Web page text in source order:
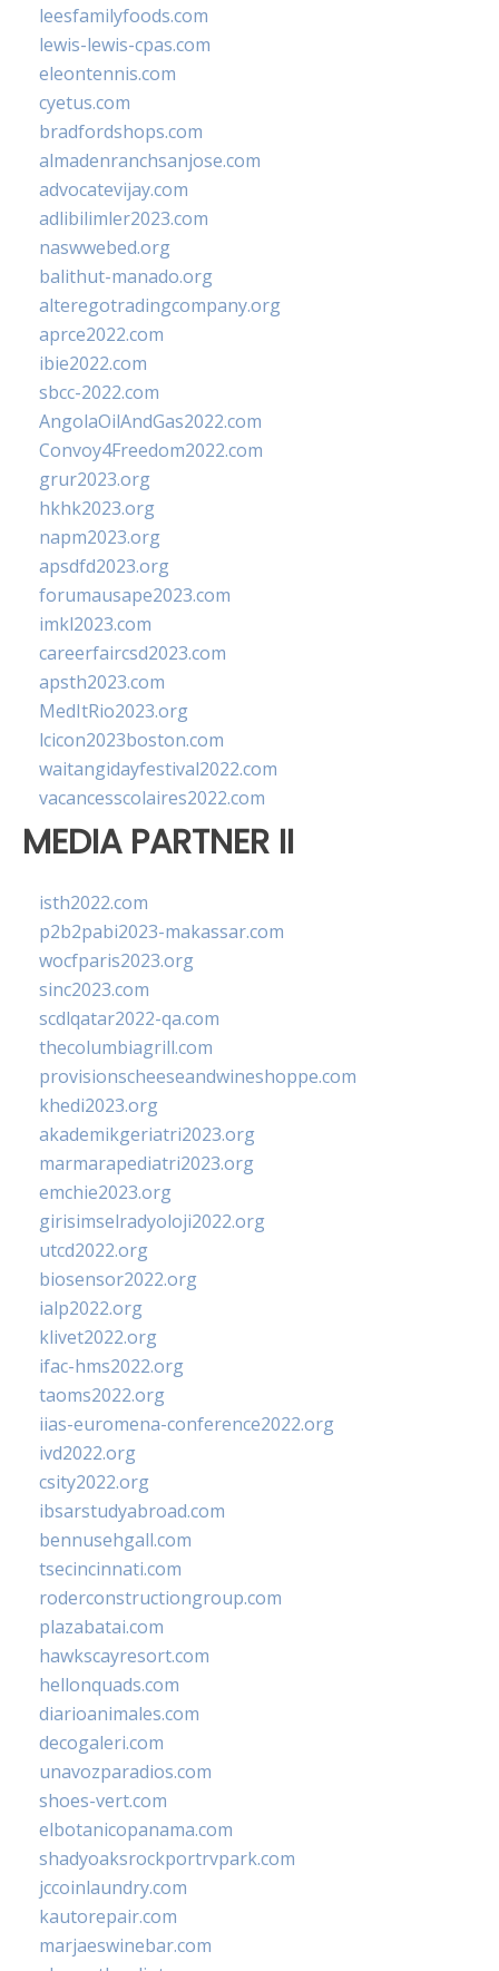
leesfamilyfoods.com
lewis-lewis-cpas.com
eleontennis.com
cyetus.com
bradfordshops.com
almadenranchsanjose.com
advocatevijay.com
adlibilimler2023.com
naswwebed.org
balithut-manado.org
alteregotradingcompany.org
aprce2022.com
ibie2022.com
sbcc-2022.com
AngolaOilAndGas2022.com
Convoy4Freedom2022.com
grur2023.org
hkhk2023.org
napm2023.org
apsdfd2023.org
forumausape2023.com
imkl2023.com
careerfaircsd2023.com
apsth2023.com
MedItRio2023.org
lcicon2023boston.com
waitangidayfestival2022.com
vacancesscolaires2022.com
MEDIA PARTNER II
isth2022.com
p2b2pabi2023-makassar.com
wocfparis2023.org
sinc2023.com
scdlqatar2022-qa.com
thecolumbiagrill.com
provisionscheeseandwineshoppe.com
khedi2023.org
akademikgeriatri2023.org
marmarapediatri2023.org
emchie2023.org
girisimselradyoloji2022.org
utcd2022.org
biosensor2022.org
ialp2022.org
klivet2022.org
ifac-hms2022.org
taoms2022.org
iias-euromena-conference2022.org
ivd2022.org
csity2022.org
ibsarstudyabroad.com
bennusehgall.com
tsecincinnati.com
roderconstructiongroup.com
plazabatai.com
hawkscayresort.com
hellonquads.com
diarioanimales.com
decogaleri.com
unavozparadios.com
shoes-vert.com
elbotanicopanama.com
shadyoaksrockportrvpark.com
jccoinlaundry.com
kautorepair.com
marjaeswinebar.com